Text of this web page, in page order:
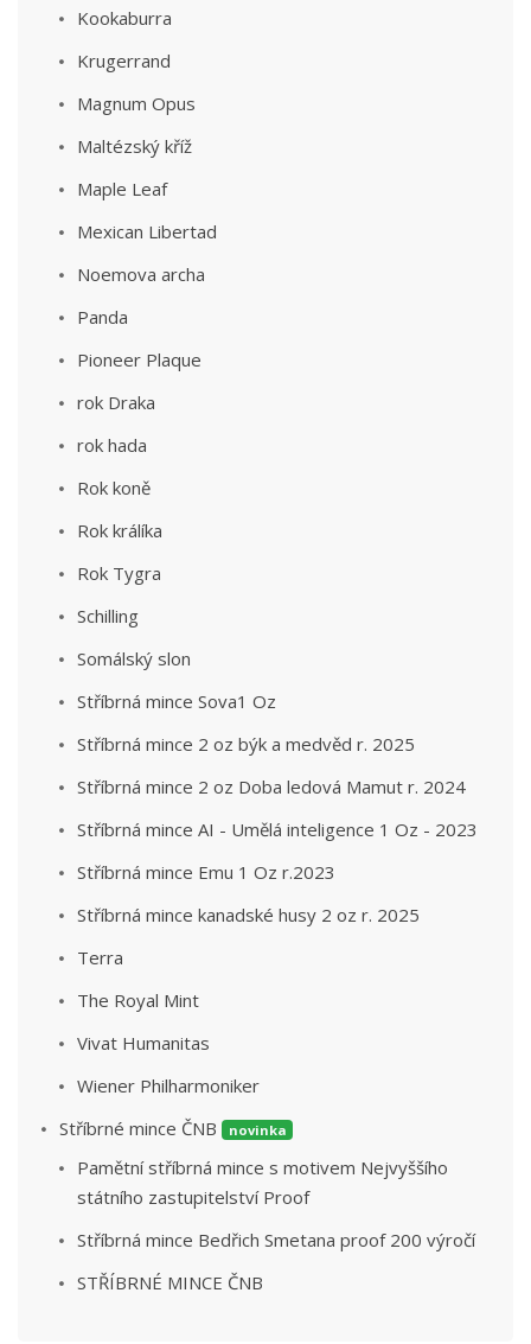
Kookaburra
Krugerrand
Magnum Opus
Maltézský kříž
Maple Leaf
Mexican Libertad
Noemova archa
Panda
Pioneer Plaque
rok Draka
rok hada
Rok koně
Rok králíka
Rok Tygra
Schilling
Somálský slon
Stříbrná mince Sova1 Oz
Stříbrná mince 2 oz býk a medvěd r. 2025
Stříbrná mince 2 oz Doba ledová Mamut r. 2024
Stříbrná mince AI - Umělá inteligence 1 Oz - 2023
Stříbrná mince Emu 1 Oz r.2023
Stříbrná mince kanadské husy 2 oz r. 2025
Terra
The Royal Mint
Vivat Humanitas
Wiener Philharmoniker
Stříbrné mince ČNB
novinka
Pamětní stříbrná mince s motivem Nejvyššího
státního zastupitelství Proof
Stříbrná mince Bedřich Smetana proof 200 výročí
STŘÍBRNÉ MINCE ČNB